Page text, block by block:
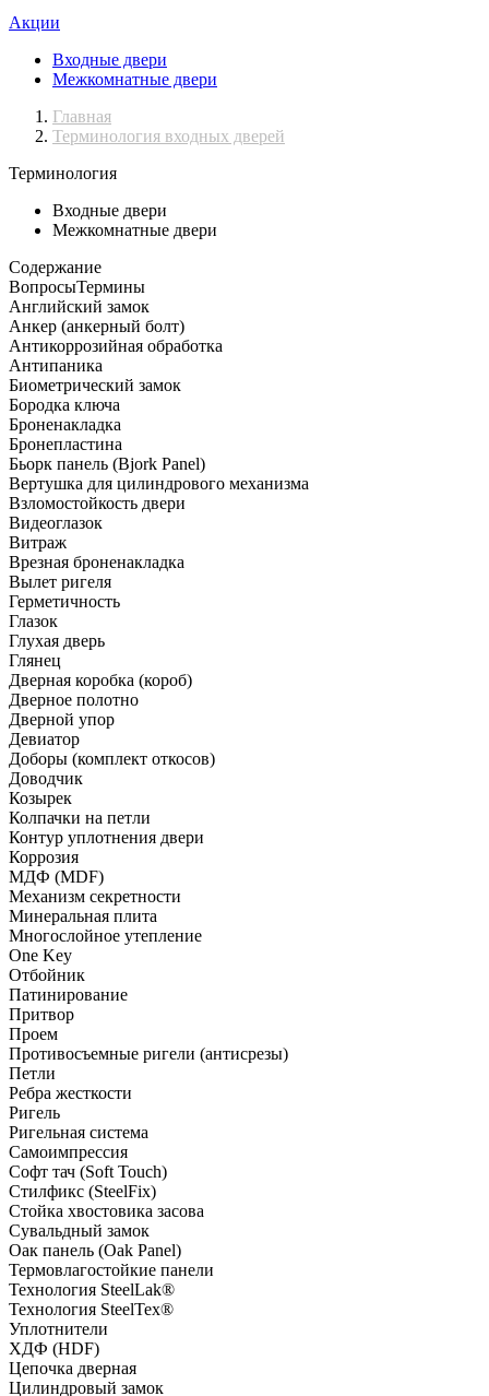
Акции
Входные двери
Межкомнатные двери
Главная
Терминология входных дверей
Терминология
Входные двери
Межкомнатные двери
Содержание
ВопросыТермины
Английский замок
Анкер (анкерный болт)
Антикоррозийная обработка
Антипаника
Биометрический замок
Бородка ключа
Броненакладка
Бронепластина
Бьорк панель (Bjork Panel)
Вертушка для цилиндрового механизма
Взломостойкость двери
Видеоглазок
Витраж
Врезная броненакладка
Вылет ригеля
Герметичность
Глазок
Глухая дверь
Глянец
Дверная коробка (короб)
Дверное полотно
Дверной упор
Девиатор
Доборы (комплект откосов)
Доводчик
Козырек
Колпачки на петли
Контур уплотнения двери
Коррозия
МДФ (MDF)
Механизм секретности
Минеральная плита
Многослойное утепление
One Key
Отбойник
Патинирование
Притвор
Проем
Противосъемные ригели (антисрезы)
Петли
Ребра жесткости
Ригель
Ригельная система
Самоимпрессия
Софт тач (Soft Touch)
Стилфикс (SteelFix)
Стойка хвостовика засова
Сувальдный замок
Оак панель (Oak Panel)
Термовлагостойкие панели
Технология SteelLak®
Технология SteelTex®
Уплотнители
ХДФ (HDF)
Цепочка дверная
Цилиндровый замок